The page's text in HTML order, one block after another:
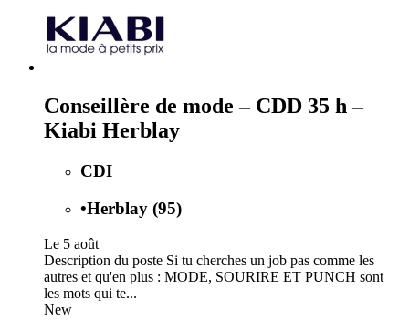
Conseillère de mode – CDD 35 h –
Kiabi Herblay
CDI
•Herblay (95)
Le 5 août
Description du poste Si tu cherches un job pas comme les
autres et qu'en plus : MODE, SOURIRE ET PUNCH sont
les mots qui te...
New